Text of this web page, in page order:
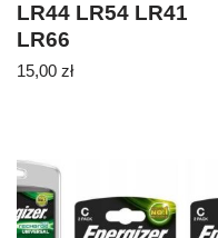
LR44 LR54 LR41
LR66
15,00 zł